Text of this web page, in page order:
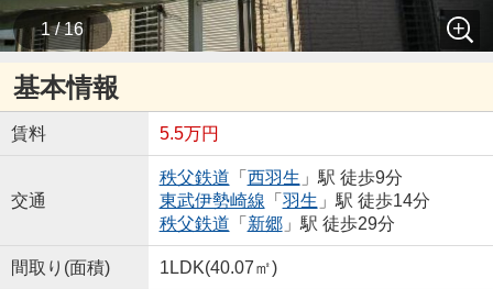
1 / 16
基本情報
賃料 5.5万円
交通
秩父鉄道 「 西羽生 」駅 徒歩9分
東武伊勢崎線 「 羽生 」駅 徒歩14分
秩父鉄道 「 新郷」駅 徒歩29分
間取り(面積) 1LDK(40.07㎡)